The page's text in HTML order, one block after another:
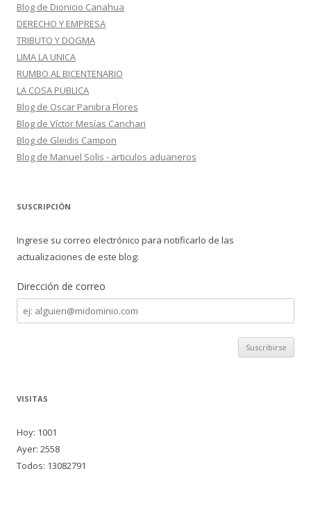
Blog de Dionicio Canahua
DERECHO Y EMPRESA
TRIBUTO Y DOGMA
LIMA LA UNICA
RUMBO AL BICENTENARIO
LA COSA PUBLICA
Blog de Oscar Panibra Flores
Blog de Víctor Mesías Canchari
Blog de Gleidis Campon
Blog de Manuel Solis - articulos aduaneros
SUSCRIPCIÓN
Ingrese su correo electrónico para notificarlo de las
actualizaciones de este blog:
Dirección de correo
Dirección
de
correo
VISITAS
Hoy: 1001
Ayer: 2558
Todos: 13082791